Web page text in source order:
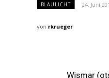
BLAULICHT 24. Juni
von rkrueger
Wismar